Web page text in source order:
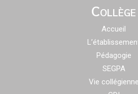
Collège
Accueil
Pédagogie
SEGPA
Vie collégienne